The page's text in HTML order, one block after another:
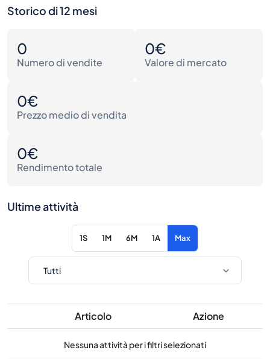
Storico di 12 mesi
0
Numero di vendite
0€
Valore di mercato
0€
Prezzo medio di vendita
0€
Rendimento totale
Ultime attività
1S 1M 6M 1A Max
Articolo Azione
Nessuna attività per i filtri selezionati